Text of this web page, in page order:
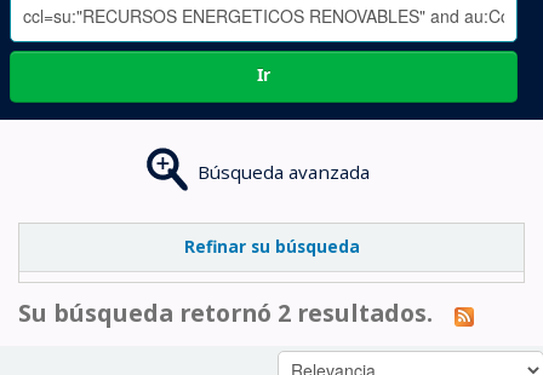
Ir
Búsqueda avanzada
Refinar su búsqueda
Su búsqueda retornó 2 resultados.